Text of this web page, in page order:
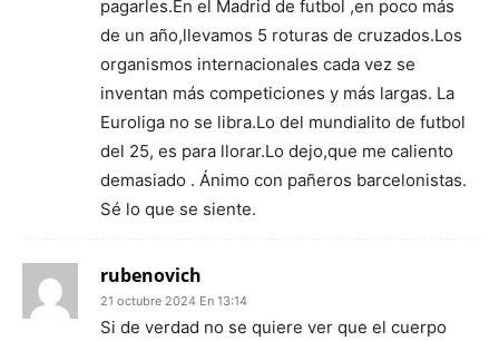
pagarles.En el Madrid de futbol ,en poco más
de un año,llevamos 5 roturas de cruzados.Los
organismos internacionales cada vez se
inventan más competiciones y más largas. La
Euroliga no se libra.Lo del mundialito de futbol
del 25, es para llorar.Lo dejo,que me caliento
demasiado . Ánimo con pañeros barcelonistas.
Sé lo que se siente.
rubenovich
21 octubre 2024 En 13:14
Si de verdad no se quiere ver que el cuerpo